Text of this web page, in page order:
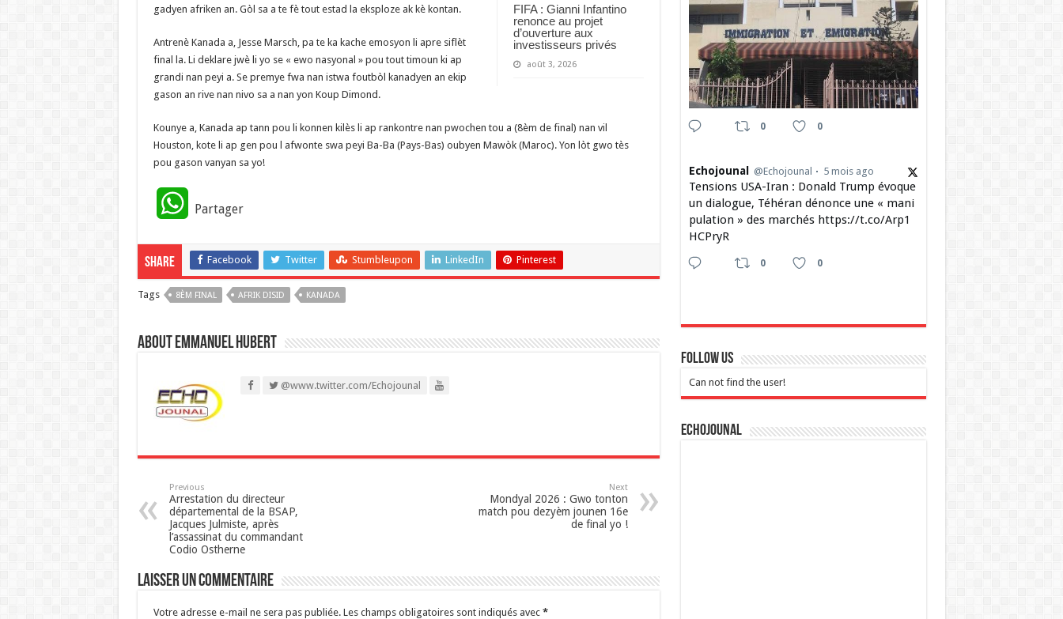
FIFA : Gianni Infantino
renonce au projet
d’ouverture aux
investisseurs privés
août 3, 2026
gadyen afriken an. Gòl sa a te fè tout estad la eksploze ak kè kontan.
Antrenè Kanada a, Jesse Marsch, pa te ka kache emosyon li apre siflèt
final la. Li deklare jwè li yo se « ewo nasyonal » pou tout timoun ki ap
grandi nan peyi a. Se premye fwa nan istwa foutbòl kanadyen an ekip
gason an rive nan nivo sa a nan yon Koup Dimond.
Kounye a, Kanada ap tann pou li konnen kilès li ap rankontre nan pwochen tou a (8èm de final) nan vil
Houston, kote li ap gen pou l afwonte swa peyi Ba-Ba (Pays-Bas) oubyen Mawòk (Maroc). Yon lòt gwo tès
pou gason vanyan sa yo!
W
a
t
p
p
Partager
Share Facebook Twitter Stumbleupon LinkedIn Pinterest
Tags 8ÈM FINAL AFRIK DISID KANADA
About Emmanuel Hubert
@www.twitter.com/Echojounal
Previous
Arrestation du directeur
départemental de la BSAP,
Jacques Julmiste, après
l’assassinat du commandant
Codio Ostherne
Next
Mondyal 2026 : Gwo tonton
match pou dezyèm jounen 16e
de final yo !
Laisser un commentaire
Votre adresse e-mail ne sera pas publiée. Les champs obligatoires sont indiqués avec *
0 0
Echojounal @Echojounal 5 mois ago
Tensions USA-Iran : Donald Trump évoque
un dialogue, Téhéran dénonce une « mani
pulation » des marchés https://t.co/Arp1
HCPryR
0 0
Follow Us
Can not find the user!
Echojounal